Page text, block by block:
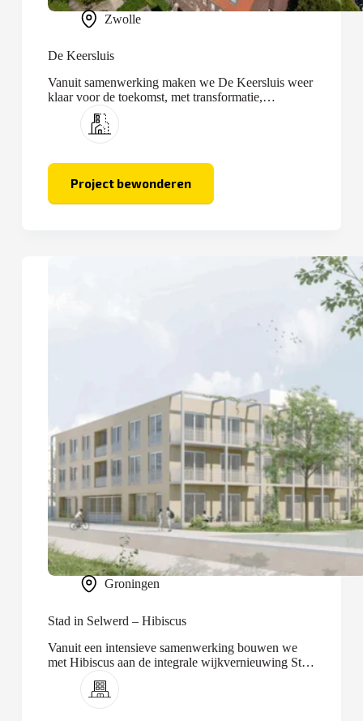
Zwolle
De Keersluis
Vanuit samenwerking maken we De Keersluis weer
klaar voor de toekomst, met transformatie,
optopping en nieuwbouw.
Project bewonderen
De
Keersluis
Groningen
Stad in Selwerd – Hibiscus
Vanuit een intensieve samenwerking bouwen we
met Hibiscus aan de integrale wijkvernieuwing Stad
in Selwerd.